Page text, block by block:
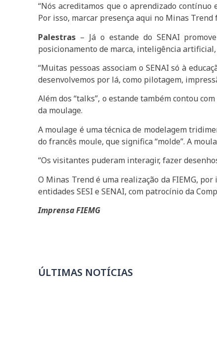
“Nós acreditamos que o aprendizado
Por isso, marcar presença aqui no Minas
Palestras – Já o estande do SENAI
posicionamento de marca, inteligência
“Muitas pessoas associam o SENAI só à
desenvolvemos por lá, como pilotagem,
Além dos “talks”, o estande também contou
da moulage.
A moulage é uma técnica de modelagem
do francês moule, que significa “molde”. A
“Os visitantes puderam interagir, fazer
O Minas Trend é uma realização da FIEMG,
entidades SESI e SENAI, com patrocínio da
Imprensa FIEMG
ÚLTIMAS NOTÍCIAS